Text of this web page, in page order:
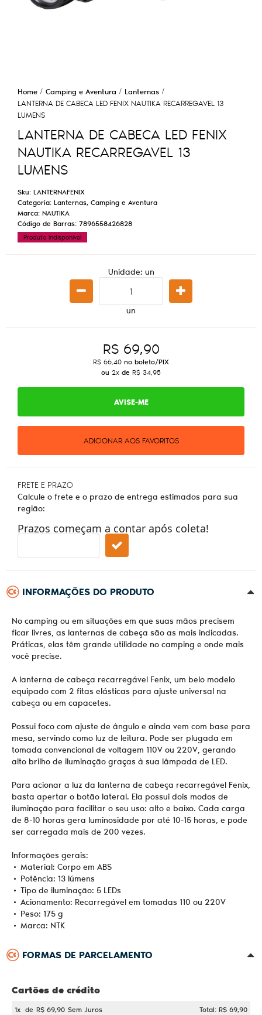
Home Camping e Aventura
Lanternas
LANTERNA DE CABECA LED FENIX NAUTIKA RECARREGAVEL 13
LUMENS
LANTERNA DE CABECA LED FENIX
NAUTIKA RECARREGAVEL 13
LUMENS
Sku: LANTERNAFENIX
Categoria: Lanternas, Camping e Aventura
Marca: NAUTIKA
Código de Barras: 7896558426828
Produto Indisponível
Unidade: un
un
R$ 69,90
R$ 66,40 no boleto/PIX
ou 2x de R$ 34,95
AVISE-ME
ADICIONAR AOS FAVORITOS
FRETE E PRAZO
Calcule o frete e o prazo de entrega estimados para sua
região:
Prazos começam a contar após coleta!
INFORMAÇÕES DO PRODUTO
No camping ou em situações em que suas mãos precisem
ficar livres, as lanternas de cabeça são as mais indicadas.
Práticas, elas têm grande utilidade no camping e onde mais
você precise.
A lanterna de cabeça recarregável Fenix, um belo modelo
equipado com 2 fitas elásticas para ajuste universal na
cabeça ou em capacetes.
Possui foco com ajuste de ângulo e ainda vem com base para
mesa, servindo como luz de leitura. Pode ser plugada em
tomada convencional de voltagem 110V ou 220V, gerando
alto brilho de iluminação graças à sua lâmpada de LED.
Para acionar a luz da lanterna de cabeça recarregável Fenix,
basta apertar o botão lateral. Ela possui dois modos de
iluminação para facilitar o seu uso: alto e baixo. Cada carga
de 8-10 horas gera luminosidade por até 10-15 horas, e pode
ser carregada mais de 200 vezes.
Informações gerais:
• Material: Corpo em ABS
• Potência: 13 lúmens
• Tipo de iluminação: 5 LEDs
• Acionamento: Recarregável em tomadas 110 ou 220V
• Peso: 175 g
• Marca: NTK
FORMAS DE PARCELAMENTO
Cartões de crédito
1x de R$ 69,90 Sem Juros
Total: R$ 69,90